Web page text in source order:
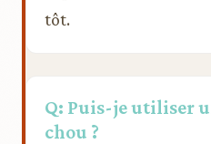
tôt.
Q: Puis-je utiliser
chou ?